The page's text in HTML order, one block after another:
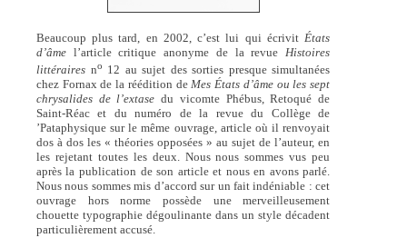
Beaucoup plus tard, en 2002, c’est lui qui écrivit États
d’âme l’article critique anonyme de la revue Histoires
littérairesno 12 au sujet des sorties presque simultanées
chez Fornax de la réédition deMes États d’âme ou les sept
chrysalides de l’extase du vicomte Phébus, Retoqué de
Saint-Réac et du numéro de la revue du Collège de
’Pataphysique sur le même ouvrage, article où il renvoyait
dos à dos les « théories opposées » au sujet de l’auteur, en
les rejetant toutes les deux. Nous nous sommes vus peu
après la publication de son article et nous en avons parlé.
Nous nous sommes mis d’accord sur un fait indéniable : cet
ouvrage hors norme possède une merveilleusement
chouette typographie dégoulinante dans un style décadent
particulièrement accusé.